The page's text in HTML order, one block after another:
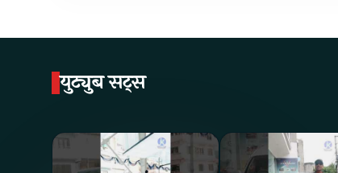
युट्युब सट्स